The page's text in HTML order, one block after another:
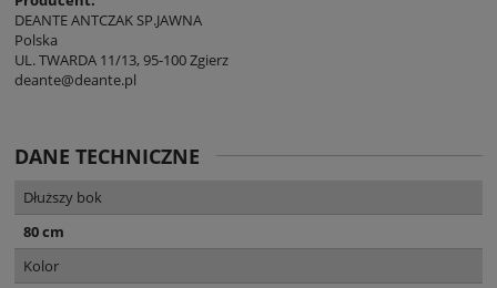
DEANTE ANTCZAK SP.JAWNA
Polska
UL. TWARDA 11/13, 95-100 Zgierz
deante@deante.pl
DANE TECHNICZNE
Dłuższy bok
80 cm
Kolor